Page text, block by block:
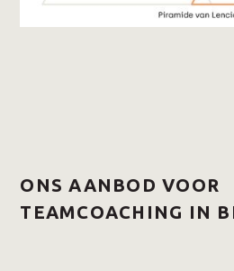
ONS AANBOD VOOR
TEAMCOACHING IN